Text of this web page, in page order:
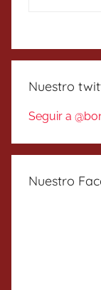
Nuestro
Seguir a
Nuestro